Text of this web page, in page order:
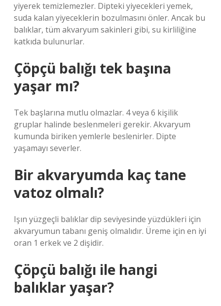
yiyerek temizlemezler. Dipteki yiyecekleri yemek,
suda kalan yiyeceklerin bozulmasını önler. Ancak bu
balıklar, tüm akvaryum sakinleri gibi, su kirliliğine
katkıda bulunurlar.
Çöpçü balığı tek başına
yaşar mı?
Tek başlarına mutlu olmazlar. 4 veya 6 kişilik
gruplar halinde beslenmeleri gerekir. Akvaryum
kumunda biriken yemlerle beslenirler. Dipte
yaşamayı severler.
Bir akvaryumda kaç tane
vatoz olmalı?
Işın yüzgeçli balıklar dip seviyesinde yüzdükleri için
akvaryumun tabanı geniş olmalıdır. Üreme için en iyi
oran 1 erkek ve 2 dişidir.
Çöpçü balığı ile hangi
balıklar yaşar?